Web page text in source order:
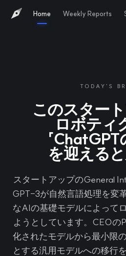
Home Weekly Reports
TODAY'S
このスタート
ロボティ
「ChatGPT
を迎える
スタートアップのGeneral
GPT-3が自然言語処理を変
なAIの基礎モデルによって
ようとしています。CEOの
化されたモデルから最小限
とする汎用モデルへの移行